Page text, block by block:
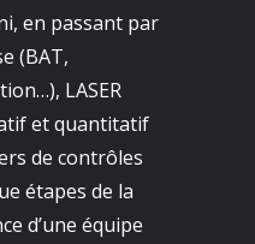
en passant par
(BAT,
LASER
et quantitatif
de contrôles
étapes de la
d’une équipe